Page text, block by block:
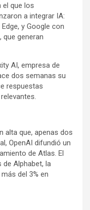
el que los
a integrar IA:
y Google con
que generan
AI, empresa de
dos semanas su
respuestas
alta que, apenas dos
OpenAI difundió un
de Atlas. El
Alphabet, la
del 3% en